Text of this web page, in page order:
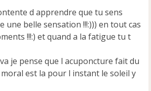
d apprendre que tu sens
une belle sensation !!!:))) en tout cas
!!!:) et quand a la fatigue tu t
je pense que l acuponcture fait du
est la pour l instant le soleil y